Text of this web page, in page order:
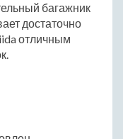
багажник
достаточно
отличным